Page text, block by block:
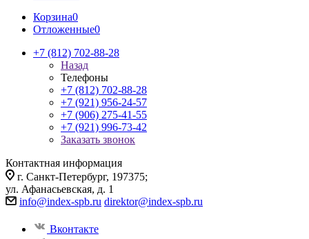
Корзина0
Отложенные0
+7 (812) 702-88-28
Назад
Телефоны
+7 (812) 702-88-28
+7 (921) 956-24-57
+7 (906) 275-41-55
+7 (921) 996-73-42
Заказать звонок
Контактная информация
г. Санкт-Петербург, 197375;
ул. Афанасьевская, д. 1
info@index-spb.ru direktor@index-spb.ru
Вконтакте